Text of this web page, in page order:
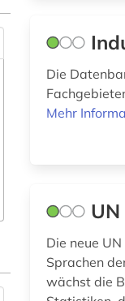
Die
Mehr
Die neue
Sprachen
wächst die